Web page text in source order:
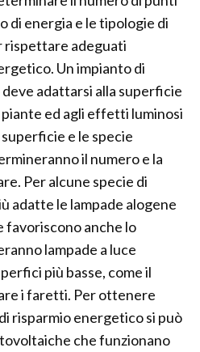
di energia e le tipologie di
rispettare adeguati
Un impianto di
adattarsi alla superficie
ed agli effetti luminosi
e le specie
il numero e la
Per alcune specie di
adatte le lampade alogene
favoriscono anche lo
lampade a luce
più basse, come il
i faretti. Per ottenere
risparmio energetico si può
che funzionano